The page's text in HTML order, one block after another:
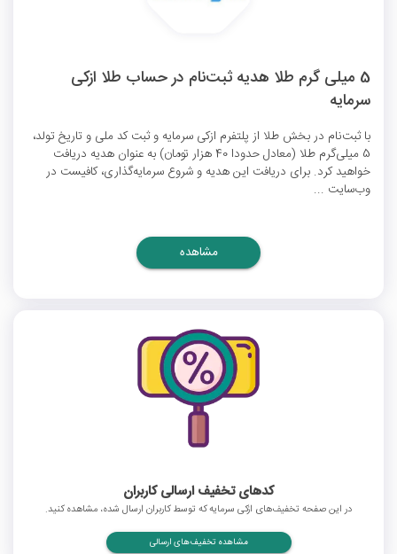
5 میلی گرم طلا هدیه ثبت‌نام در حساب طلا ازکی
سرمایه
با ثبت‌نام در بخش طلا از پلتفرم ازکی سرمایه و ثبت کد ملی و تاریخ تولد،
5 میلی‌گرم طلا (معادل حدودا 40 هزار تومان) به عنوان هدیه دریافت
خواهید کرد. برای دریافت این هدیه و شروع سرمایه‌گذاری، کافیست در
وب‌سایت ...
مشاهده
کدهای تخفیف ارسالی کاربران
در این صفحه تخفیف‌های ازکی سرمایه که توسط کاربران ارسال شده، مشاهده کنید.
مشاهده تخفیف‌های ارسالی